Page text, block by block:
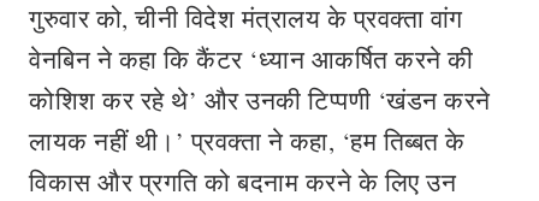
गुरुवार को, चीनी विदेश मंत्रालय के प्रवक्ता वांग
वेनबिन ने कहा कि कैंटर ‘ध्यान आकर्षित करने की
कोशिश कर रहे थे’ और उनकी टिप्पणी ‘खंडन करने
लायक नहीं थी।’ प्रवक्ता ने कहा, ‘हम तिब्बत के
विकास और प्रगति को बदनाम करने के लिए उन